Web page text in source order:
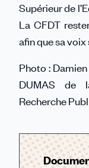
Supérieur de
La CFDT
afin que sa
Photo :
DUMAS de
Recherche